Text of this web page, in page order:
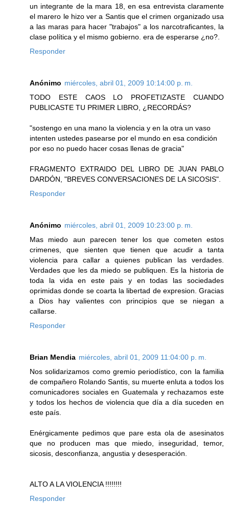
un integrante de la mara 18, en esa entrevista claramente
el marero le hizo ver a Santis que el crimen organizado usa
a las maras para hacer "trabajos" a los narcotraficantes, la
clase política y el mismo gobierno. era de esperarse ¿no?.
Responder
Anónimo miércoles, abril 01, 2009 10:14:00 p. m.
TODO ESTE CAOS LO PROFETIZASTE CUANDO
PUBLICASTE TU PRIMER LIBRO, ¿RECORDÁS?
"sostengo en una mano la violencia y en la otra un vaso
intenten ustedes pasearse por el mundo en esa condición
por eso no puedo hacer cosas llenas de gracia"
FRAGMENTO EXTRAIDO DEL LIBRO DE JUAN PABLO
DARDÓN, "BREVES CONVERSACIONES DE LA SICOSIS".
Responder
Anónimo miércoles, abril 01, 2009 10:23:00 p. m.
Mas miedo aun parecen tener los que cometen estos
crimenes, que sienten que tienen que acudir a tanta
violencia para callar a quienes publican las verdades.
Verdades que les da miedo se publiquen. Es la historia de
toda la vida en este pais y en todas las sociedades
oprimidas donde se coarta la libertad de expresion. Gracias
a Dios hay valientes con principios que se niegan a
callarse.
Responder
Brian Mendia miércoles, abril 01, 2009 11:04:00 p. m.
Nos solidarizamos como gremio periodístico, con la familia
de compañero Rolando Santis, su muerte enluta a todos los
comunicadores sociales en Guatemala y rechazamos este
y todos los hechos de violencia que día a día suceden en
este país.
Enérgicamente pedimos que pare esta ola de asesinatos
que no producen mas que miedo, inseguridad, temor,
sicosis, desconfianza, angustia y desesperación.
ALTO A LA VIOLENCIA !!!!!!!!
Responder